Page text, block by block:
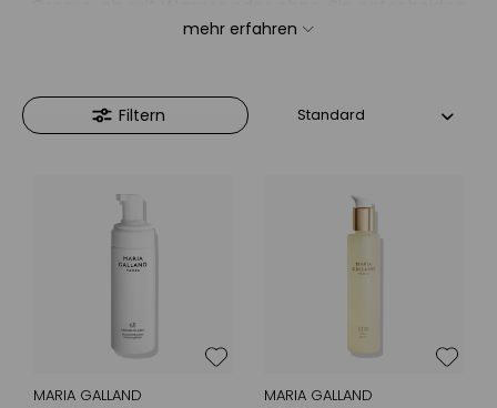
selbst, was für Ihre ganz persönlichen Bedürfnisse
abgestoßenen Hornschüppchen, Schweiß, Talg und
Staub. Ihre Wirkung ist mild aber effektiv, der
So kommen Sie mit Ihrer Haut garantiert ins Reine.
mehr erfahren
Filtern
MARIA GALLAND MARIA GALLAND